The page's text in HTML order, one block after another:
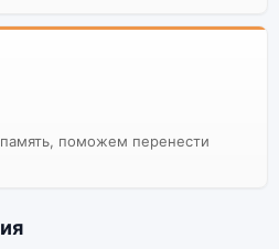
поможем перенести